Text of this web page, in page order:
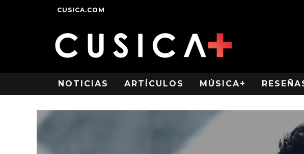
CUSICA.COM
NOTICIAS ARTÍCULOS MÚSICA+